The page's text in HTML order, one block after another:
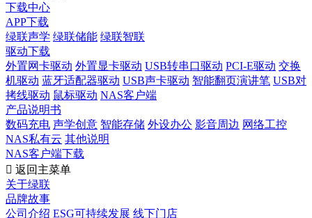
下载中心
APP下载
绿联声学 绿联储能 绿联智联
驱动下载
外置网卡驱动 外置显卡驱动 USB转串口驱动 PCI-E驱动 交换
机驱动 蓝牙适配器驱动 USB声卡驱动 智能翻页演讲笔 USB对
拷线驱动 鼠标驱动 NAS客户端
产品说明书
数码充电 声学创意 智能存储 外设办公 影音周边 网络工控
NAS私有云 其他说明
NAS客户端下载
 返回主菜单
关于绿联
品牌故事
公司介绍 ESG可持续发展 线下门店